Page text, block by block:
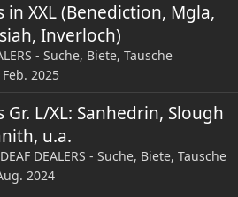
in XXL (Benediction, Mgla,
Inverloch)
- Suche, Biete, Tausche
2025
Gr. L/XL: Sanhedrin, Slough
u.a.
DEAF DEALERS - Suche, Biete, Tausche
2024